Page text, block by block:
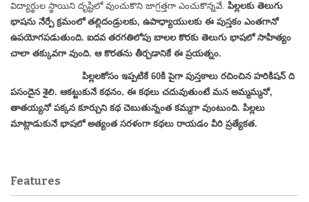
విద్యార్థుల స్థాయిని దృష్టిలో వుంచుకొని జాగ్రత్తగా ఎంచుకొన్నవే. పిల్లలకు తెలుగు
భాషను నేర్పే క్రమంలో తల్లిదండ్రులకు, ఉపాధ్యాయులకు ఈ పుస్తకం ఎంతగానో
ఉపయోగపడుతుంది. ఐదవ తరగతిలోపు బాలల కొరకు తెలుగు భాషలో సాహిత్యం
చాలా తక్కువగా వుంది. ఆ కొరతను తీర్చడానికే ఈ ప్రయత్నం.
పిల్లలకోసం ఇప్పటికే 60కి పైగా పుస్తకాలు రచించిన హరికిషన్ ది
పసందైన శైలి. ఆకట్టుకునే కథనం. ఈ కథలు చదువుతుంటే మన అమ్మమ్మనో,
తాతయ్యనో పక్కన కూర్చుని కథ చెబుతున్నంత కమ్మగా వుంటుంది. పిల్లలు
మాట్లాడుకునే భాషలో అత్యంత సరళంగా కథలు రాయడం వీరి ప్రత్యేకత.
Features